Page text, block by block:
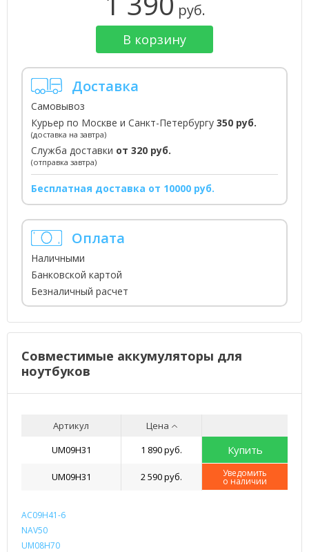
руб.
В корзину
Доставка
Самовывоз
Курьер по Москве и Санкт-Петербургу 350 руб.
(доставка на завтра)
Служба доставки от 320 руб.
(отправка завтра)
Бесплатная доставка от 10000 руб.
Оплата
Наличными
Банковской картой
Безналичный расчет
Совместимые аккумуляторы для
ноутбуков
Артикул
Цена
UM09H31
1 890 руб. Купить
UM09H31 2 590 руб. Уведомить
о наличии
AC09H41-6
NAV50
UM08H70